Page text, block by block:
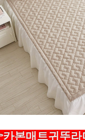
본매트귀뚜라